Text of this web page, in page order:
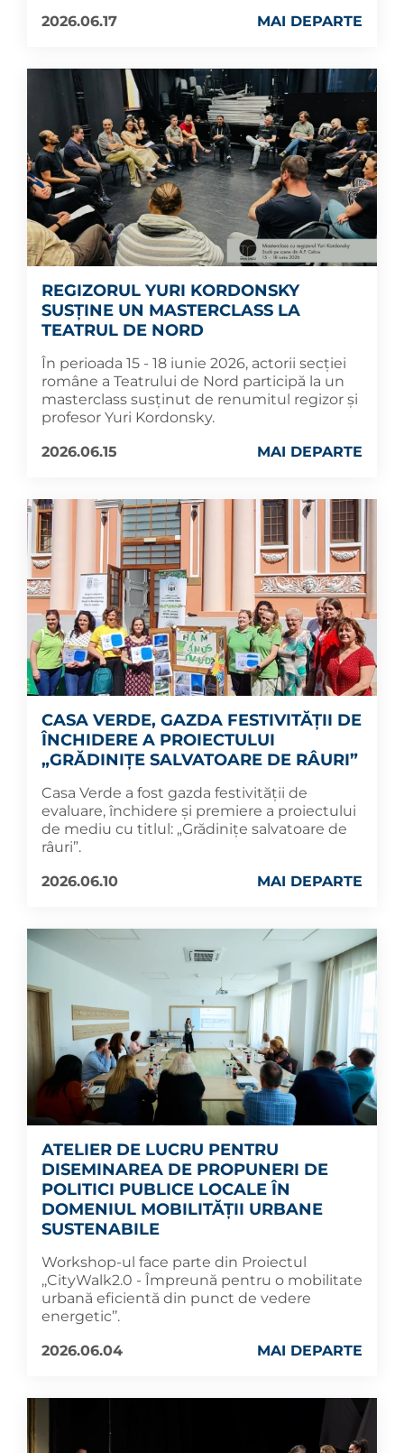
2026.06.17 MAI DEPARTE
REGIZORUL YURI KORDONSKY
SUSȚINE UN MASTERCLASS LA
TEATRUL DE NORD
În perioada 15 - 18 iunie 2026, actorii secției
române a Teatrului de Nord participă la un
masterclass susținut de renumitul regizor și
profesor Yuri Kordonsky.
2026.06.15
MAI DEPARTE
CASA VERDE, GAZDA FESTIVITĂȚII DE
ÎNCHIDERE A PROIECTULUI
„GRĂDINIȚE SALVATOARE DE RÂURI”
Casa Verde a fost gazda festivității de
evaluare, închidere și premiere a proiectului
de mediu cu titlul: „Grădinițe salvatoare de
râuri”.
2026.06.10
MAI DEPARTE
ATELIER DE LUCRU PENTRU
DISEMINAREA DE PROPUNERI DE
POLITICI PUBLICE LOCALE ÎN
DOMENIUL MOBILITĂȚII URBANE
SUSTENABILE
Workshop-ul face parte din Proiectul
,,CityWalk2.0 - Împreună pentru o mobilitate
urbană eficientă din punct de vedere
energetic’’.
2026.06.04
MAI DEPARTE